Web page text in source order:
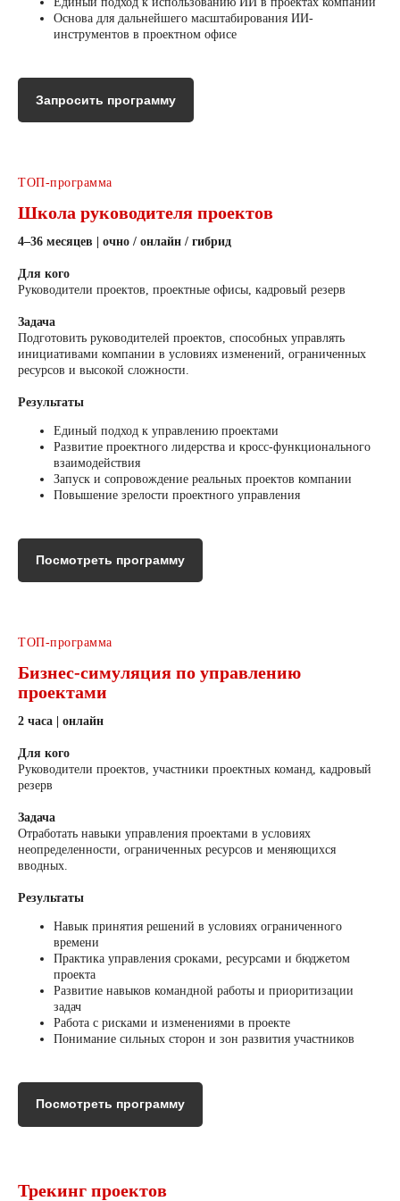
Основа для дальнейшего масштабирования ИИ-
инструментов в проектном офисе
Запросить программу
ТОП-программа
Школа руководителя проектов
4–36 месяцев | очно / онлайн / гибрид
Для кого
Руководители проектов, проектные офисы, кадровый резерв
Задача
Подготовить руководителей проектов, способных управлять
инициативами компании в условиях изменений, ограниченных
ресурсов и высокой сложности.
Результаты
Единый подход к управлению проектами
Развитие проектного лидерства и кросс-функционального
взаимодействия
Запуск и сопровождение реальных проектов компании
Повышение зрелости проектного управления
Посмотреть программу
ТОП-программа
Бизнес-симуляция по управлению
проектами
2 часа | онлайн
Для кого
Руководители проектов, участники проектных команд, кадровый
резерв
Задача
Отработать навыки управления проектами в условиях
неопределенности, ограниченных ресурсов и меняющихся
вводных.
Результаты
Навык принятия решений в условиях ограниченного
времени
Практика управления сроками, ресурсами и бюджетом
проекта
Развитие навыков командной работы и приоритизации
задач
Работа с рисками и изменениями в проекте
Понимание сильных сторон и зон развития участников
Посмотреть программу
Трекинг проектов